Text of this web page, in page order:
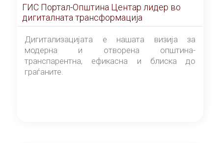
ГИС Портал-Општина Центар лидер во
дигиталната трансформација
Дигитализацијата е нашата визија за
модерна и отворена општина-
транспарентна, ефикасна и блиска до
граѓаните.